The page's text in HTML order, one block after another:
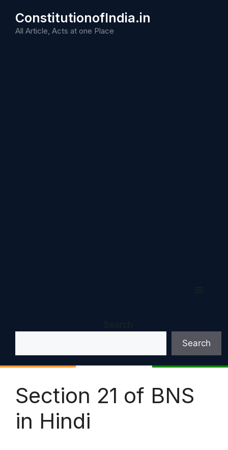
content
ConstitutionofIndia.in
All Article, Acts at one Place
Search
Search
Section 21 of BNS
in Hindi